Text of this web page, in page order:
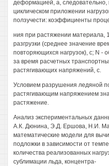
деформацией, а,
циклическом приложении
ползучести: коэффициенты
ния при растяжении материала,
разгрузки (среднее значение
повторяющихся нагрузок), с; N -
за время расчетных
растягивающих напряжений, с.
Условием разрушения ледяной
растягивающим напряжением
растяжение.
Анализ экспериментальных
А.К. Дюнина, Э.Д. Ершова, Н.И.
математические модели для
подложки в зависимости от
количества реализованных
сублимации льда, концентра-